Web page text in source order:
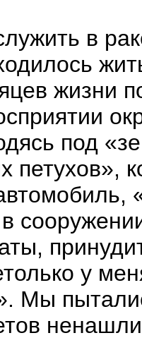
в
жизни
под
петухов»,
в
у
Мы